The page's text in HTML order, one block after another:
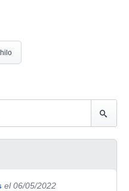
el 06/05/2022